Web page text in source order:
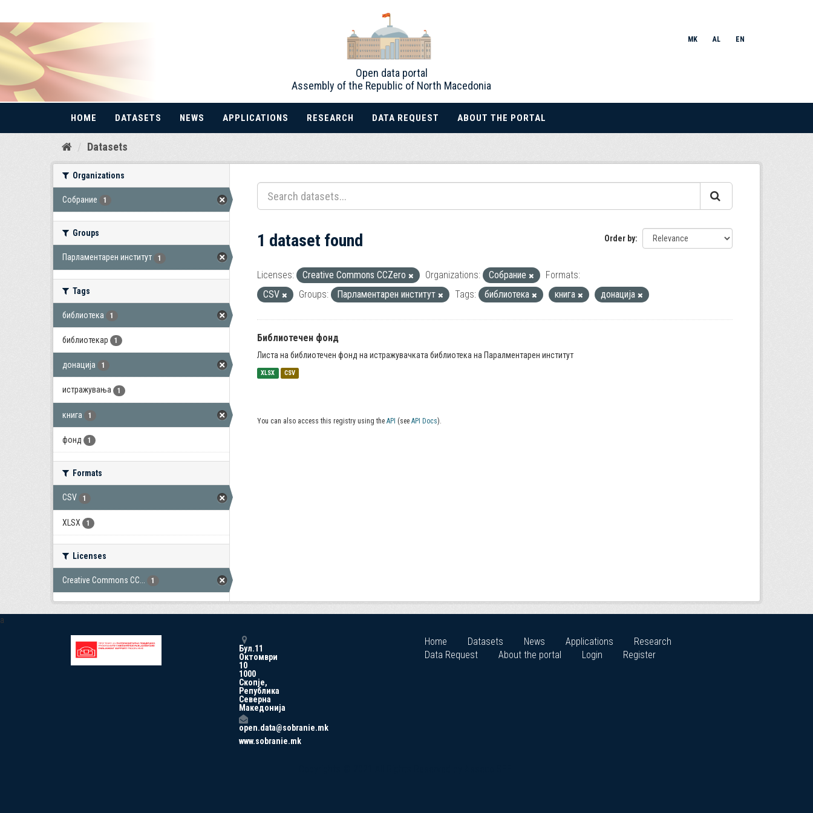
Skip
Open data portal
Assembly of the Republic of North Macedonia
MK AL EN
HOME DATASETS NEWS APPLICATIONS RESEARCH DATA REQUEST ABOUT THE PORTAL
Datasets
Organizations
Собрание 1
Groups
Парламентарен институт 1
Tags
библиотека 1
библиотекар 1
донација 1
истражувања 1
книга 1
фонд 1
Formats
CSV 1
XLSX 1
Licenses
Creative Commons CC... 1
Order by
1 dataset found
Licenses: Creative Commons CCZero Organizations: Собрание
Formats:
CSV
Groups: Парламентарен институт Tags: библиотека книга донација
Библиотечен фонд
Листа на библиотечен фонд на истражувачката библиотека на Паралментарен институт
XLSX CSV
You can also access this registry using the API (see API Docs).
a
Бул.11
Октомври
10
1000
Скопје,
Република
Северна
Македонија
open.data@sobranie.mk
www.sobranie.mk
Home Datasets News Applications
Research
Data Request
About the portal Login Register